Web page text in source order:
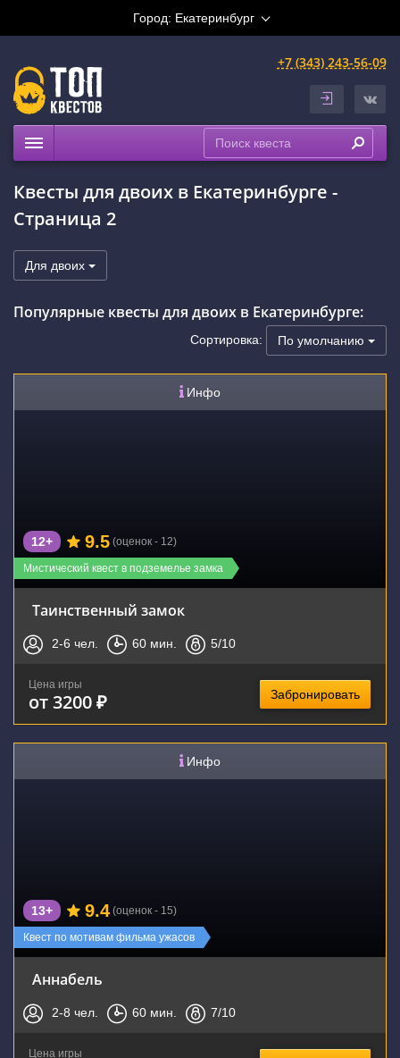
Город: Екатеринбург
+7 (343) 243-56-09
Расписание
Рейтинги
На карте
Сертификаты
Квесты для двоих в Екатеринбурге -
Страница 2
Для двоих
Популярные квесты для двоих в Екатеринбурге:
Сортировка: По умолчанию
Инфо
Мистический квест в подземелье замка
12+ 9.5 (оценок - 12)
Таинственный замок
2-6 чел. 60 мин. 5/10
Цена игры
от 3200 ₽ Забронировать
Инфо
Квест по мотивам фильма ужасов
13+ 9.4 (оценок - 15)
Аннабель
2-8 чел. 60 мин. 7/10
Цена игры